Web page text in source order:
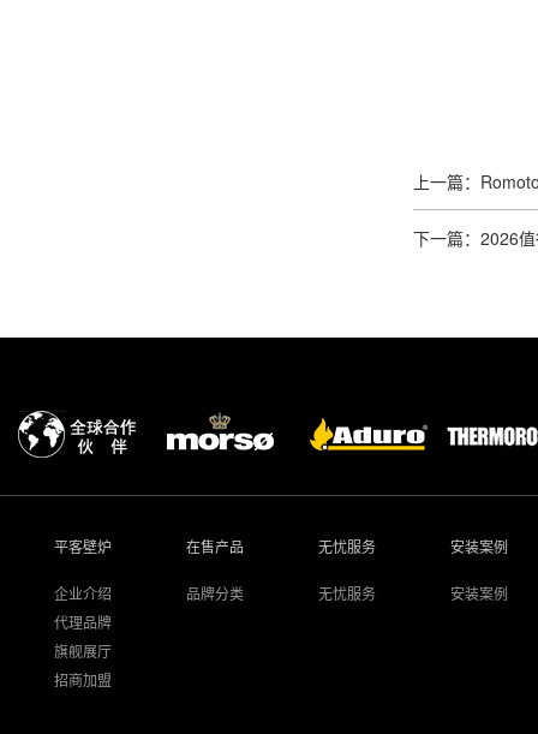
上一篇：
下一篇：2026
平客壁炉
企业介绍
代理品牌
旗舰展厅
招商加盟
在售产品
品牌分类
无忧服务
无忧服务
安装案例
安装案例